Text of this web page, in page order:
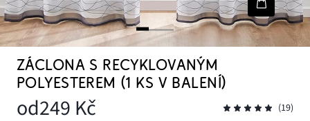
ZÁCLONA S RECYKLOVANÝM
POLYESTEREM (1 KS V BALENÍ)
od249 Kč (19)